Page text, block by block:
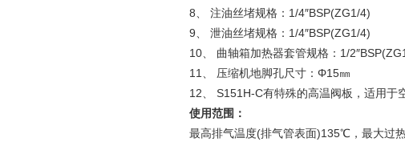
8、 注油丝堵规格：1/4″BSP(ZG1/4)
9、 泄油丝堵规格：1/4″BSP(ZG1/4)
10、 曲轴箱加热器套管规格：1/
11、 压缩机地脚孔尺寸：Φ15㎜
12、 S151H-C有特殊的高温阀板，适用于空
使用范围：
最高排气温度(排气管表面)135℃，最大过